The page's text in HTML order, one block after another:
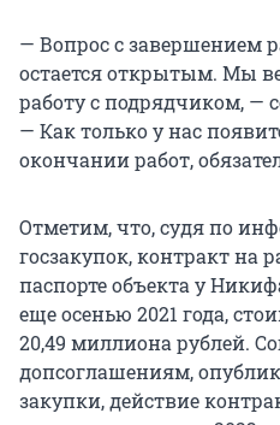
— Вопрос с завершением
остается открытым. Мы
работу с подрядчиком, —
— Как только у нас
окончании работ,
Отметим, что, судя по
госзакупок, контракт на
паспорте объекта у
еще осенью 2021 года,
20,49 миллиона рублей.
допсоглашениям,
закупки, действие